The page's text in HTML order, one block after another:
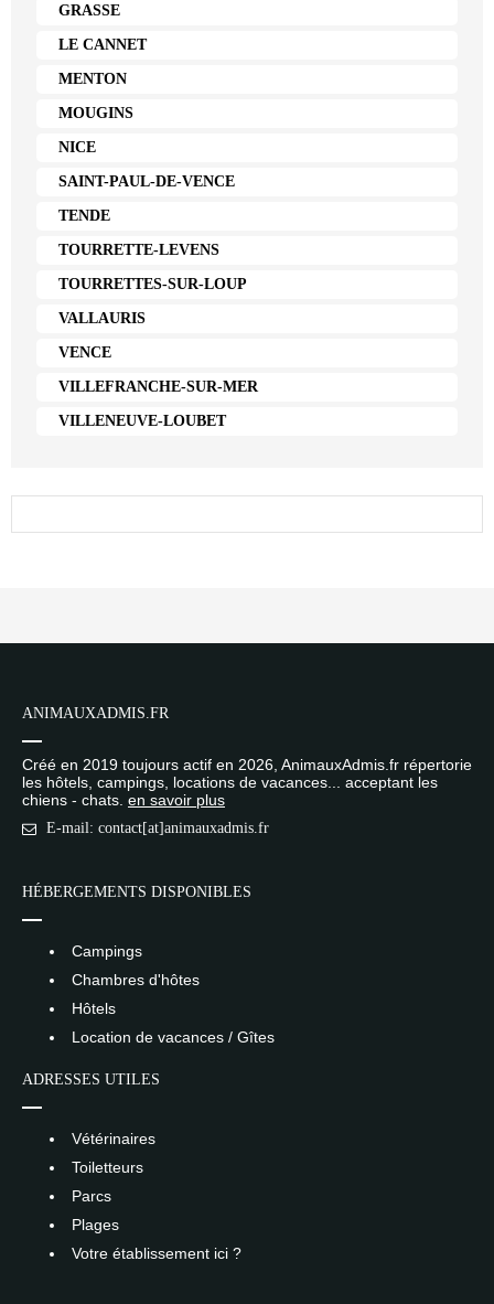
GRASSE
LE CANNET
MENTON
MOUGINS
NICE
SAINT-PAUL-DE-VENCE
TENDE
TOURRETTE-LEVENS
TOURRETTES-SUR-LOUP
VALLAURIS
VENCE
VILLEFRANCHE-SUR-MER
VILLENEUVE-LOUBET
ANIMAUXADMIS.FR
Créé en 2019 toujours actif en 2026, AnimauxAdmis.fr répertorie
les hôtels, campings, locations de vacances... acceptant les
chiens - chats. en savoir plus
E-mail: contact[at]animauxadmis.fr
HÉBERGEMENTS DISPONIBLES
Campings
Chambres d'hôtes
Hôtels
Location de vacances / Gîtes
ADRESSES UTILES
Vétérinaires
Toiletteurs
Parcs
Plages
Votre établissement ici ?